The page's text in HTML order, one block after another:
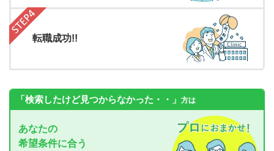
転職成功!!
「検索したけど見つからなかった・・」 方は
あなたの
希望条件に合う